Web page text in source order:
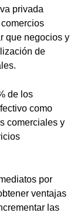
privada
que negocios y
de
de los
como
comerciales y
por
ventajas
las